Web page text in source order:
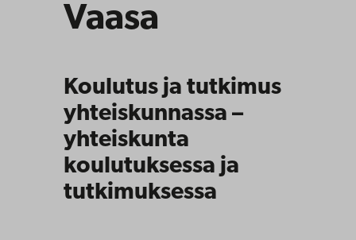
Vaasa
Koulutus ja tutkimus
yhteiskunnassa –
yhteiskunta
koulutuksessa ja
tutkimuksessa